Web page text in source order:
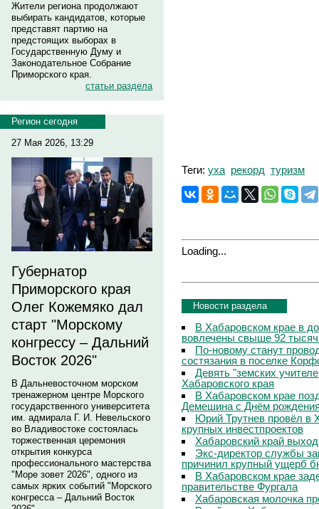
Жители региона продолжают
выбирать кандидатов, которые
представят партию на
предстоящих выборах в
Государственную Думу и
Законодательное Собрание
Приморского края.
статьи раздела
Регион сегодня
27 Мая 2026, 13:29
Губернатор
Приморского края
Олег Кожемяко дал
старт "Морскому
конгрессу – Дальний
Восток 2026"
В Дальневосточном морском
тренажерном центре Морского
государственного университета
им. адмирала Г. И. Невельского
во Владивостоке состоялась
торжественная церемония
открытия конкурса
профессионального мастерства
"Море зовет 2026", одного из
самых ярких событий "Морского
конгресса – Дальний Восток
Теги: уха рекорд туризм
Loading...
Новости раздела
В Хабаровском крае в
вовлечены свыше 92 тысяч
По-новому станут
состязания в поселке
Девять "земских
Хабаровского края
В Хабаровском крае
Демешина с Днём
Юрий Трутнев провёл в
крупных инвестпроектов
Хабаровский край
Экс-директор службы
причинил крупный ущерб
В Хабаровском крае
правительстве Фургала
Хабаровская молочка